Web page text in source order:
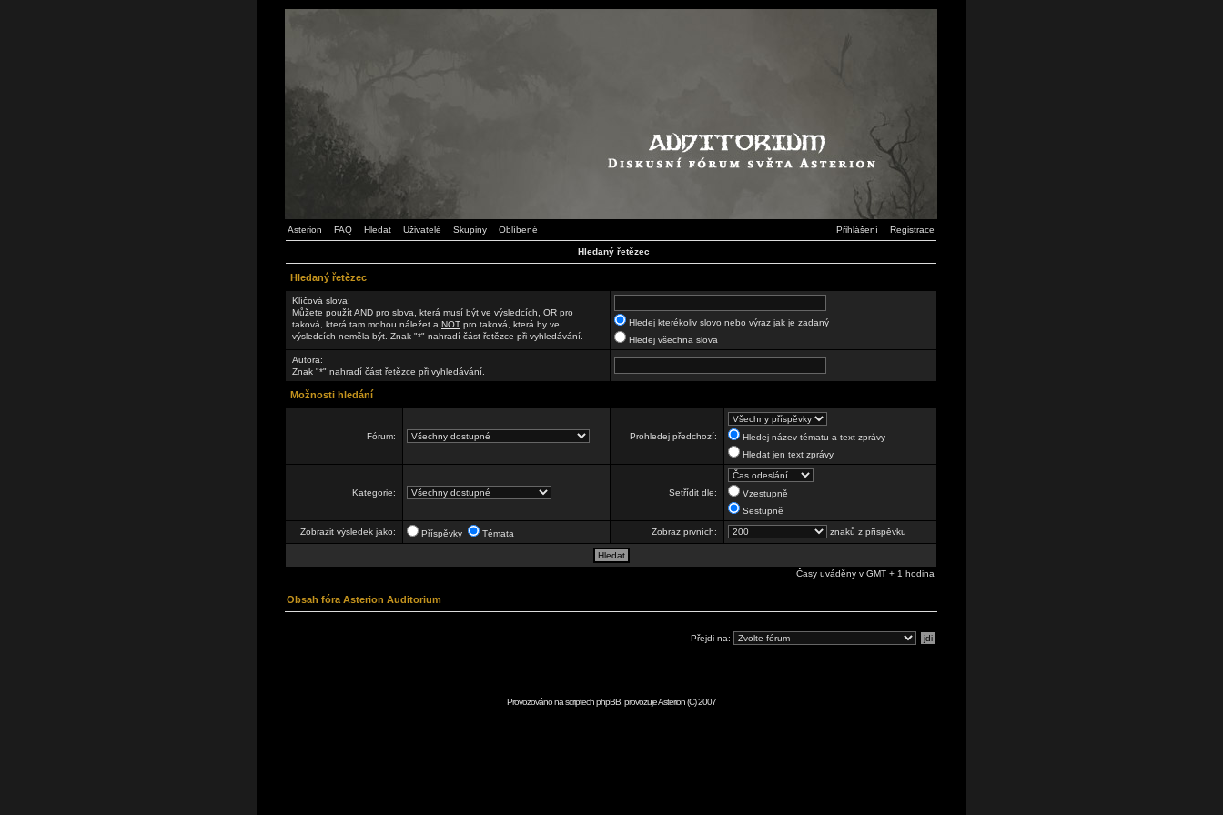
Asterion FAQ Hledat Uživatelé Skupiny Oblíbené Přihlášení Registrace
Hledaný řetězec
Hledaný řetězec
Klíčová slova:
Můžete použítAND pro slova, která musí být ve výsledcích, OR pro
taková, která tam mohou náležet a NOT pro taková, která by ve
výsledcích neměla být. Znak "*" nahradí část řetězce při vyhledávání.
Hledej kterékoliv slovo nebo výraz jak je zadaný
Hledej všechna slova
Autora:
Znak "*" nahradí část řetězce při vyhledávání.
Možnosti hledání
Fórum: Prohledej předchozí:
Hledej název tématu a text zprávy
Hledat jen text zprávy
Kategorie: Setřídit dle:
Vzestupně
Sestupně
Zobrazit výsledek jako: Příspěvky Témata Zobraz prvních: znaků z příspěvku
Časy uváděny v GMT + 1 hodina
Obsah fóra Asterion Auditorium
Přejdi na:
Provozováno na scriptechphpBB, provozujeAsterion(C) 2007